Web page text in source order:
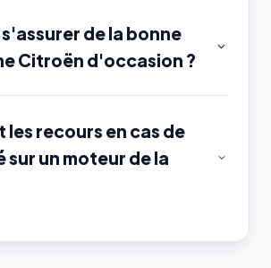
de la bonne
Citroën d'occasion ?
les recours en cas de
sur un moteur de la